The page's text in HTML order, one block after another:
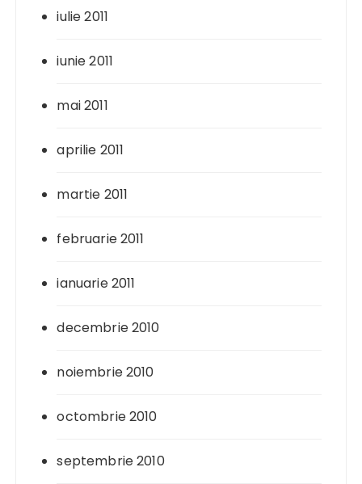
iulie 2011
iunie 2011
mai 2011
aprilie 2011
martie 2011
februarie 2011
ianuarie 2011
decembrie 2010
noiembrie 2010
octombrie 2010
septembrie 2010